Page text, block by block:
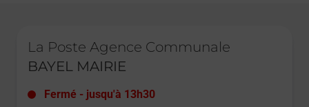
La Poste Agence Communale
BAYEL MAIRIE
Fermé - jusqu'à 13h30